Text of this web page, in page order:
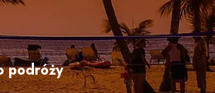
podróży